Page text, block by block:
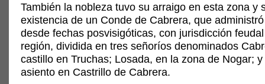
También la nobleza tuvo su arraigo en esta zona y
existencia de un Conde de Cabrera, que
desde fechas posvisigóticas, con jurisdicción
región, dividida en tres señoríos denominados
castillo en Truchas; Losada, en la zona de Nogar;
asiento en Castrillo de Cabrera.